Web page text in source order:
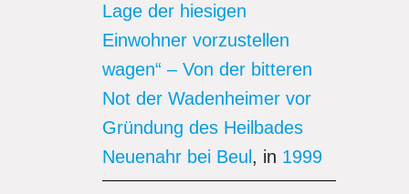
Lage der hiesigen
Einwohner vorzustellen
wagen“ – Von der bitteren
Not der Wadenheimer vor
Gründung des Heilbades
Neuenahr bei Beul , in 1999